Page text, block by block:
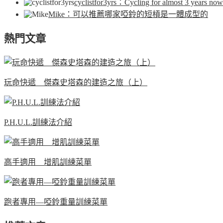
cyclistfor3yrs ：Cycling for almost 3 years
Mike ：可以推薦哪家啞鈴的短槓是一體成型的
熱門文章
玩命快遞 傑森史塔森的建造之旅（上）
P.H.U.L.訓練法介紹
高手適用 增肌訓練菜單
跑者專用—啞鈴重量訓練菜單